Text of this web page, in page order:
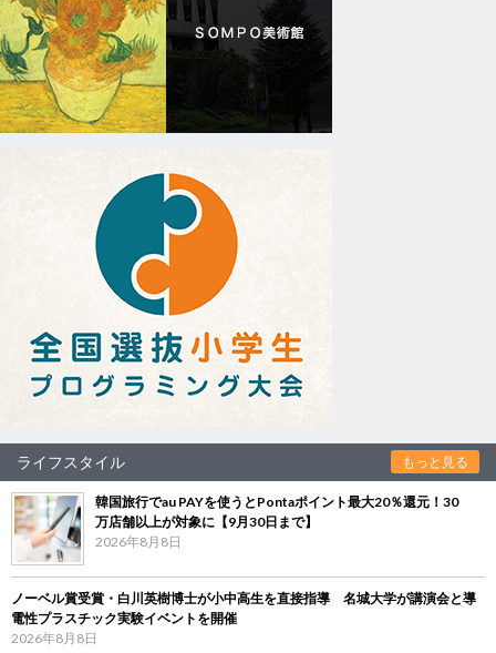
ライフスタイル もっと見る
韓国旅行でau PAYを使うとPontaポイント最大20％還元！30
万店舗以上が対象に【9月30日まで】
2026年8月8日
ノーベル賞受賞・白川英樹博士が小中高生を直接指導 名城大学が講演会と導
電性プラスチック実験イベントを開催
2026年8月8日